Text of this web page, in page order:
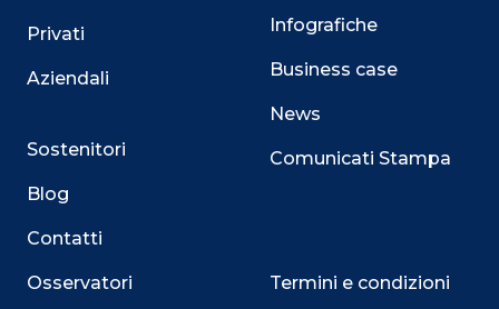
Privati
Aziendali
Sostenitori
Blog
Contatti
Osservatori
Infografiche
Business case
News
Comunicati Stampa
Termini e condizioni